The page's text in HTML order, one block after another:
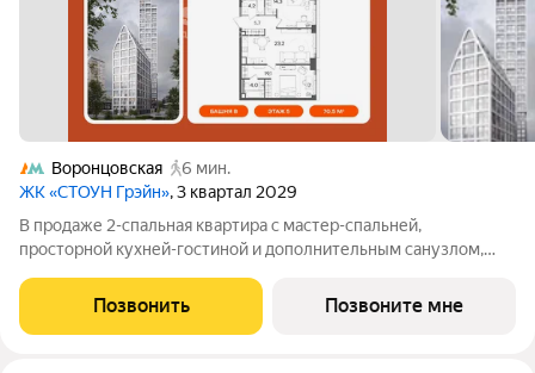
Воронцовская
6 мин.
ЖК «СТОУН Грэйн», 3 квартал 2029
В продаже 2-спальная квартира с мастер-спальней,
просторной кухней-гостиной и дополнительным санузлом,
адаптирована под детскую или кабинет. Квартира с 2
спальнями - прекрасный выбор для семей с 1-2
Позвонить Позвоните мне